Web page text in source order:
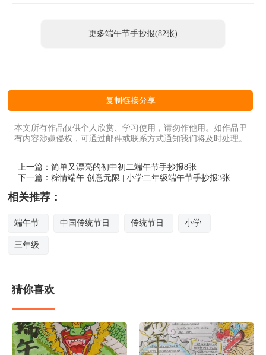
更多端午节手抄报(82张)
复制链接分享
本文所有作品仅供个人欣赏、学习使用，请勿作他用。如作品里
有内容涉嫌侵权，可通过邮件或联系方式通知我们将及时处理。
上一篇：简单又漂亮的初中初二端午节手抄报8张
下一篇：粽情端午 创意无限 | 小学二年级端午节手抄报3张
相关推荐：
端午节 中国传统节日 传统节日 小学
三年级
猜你喜欢